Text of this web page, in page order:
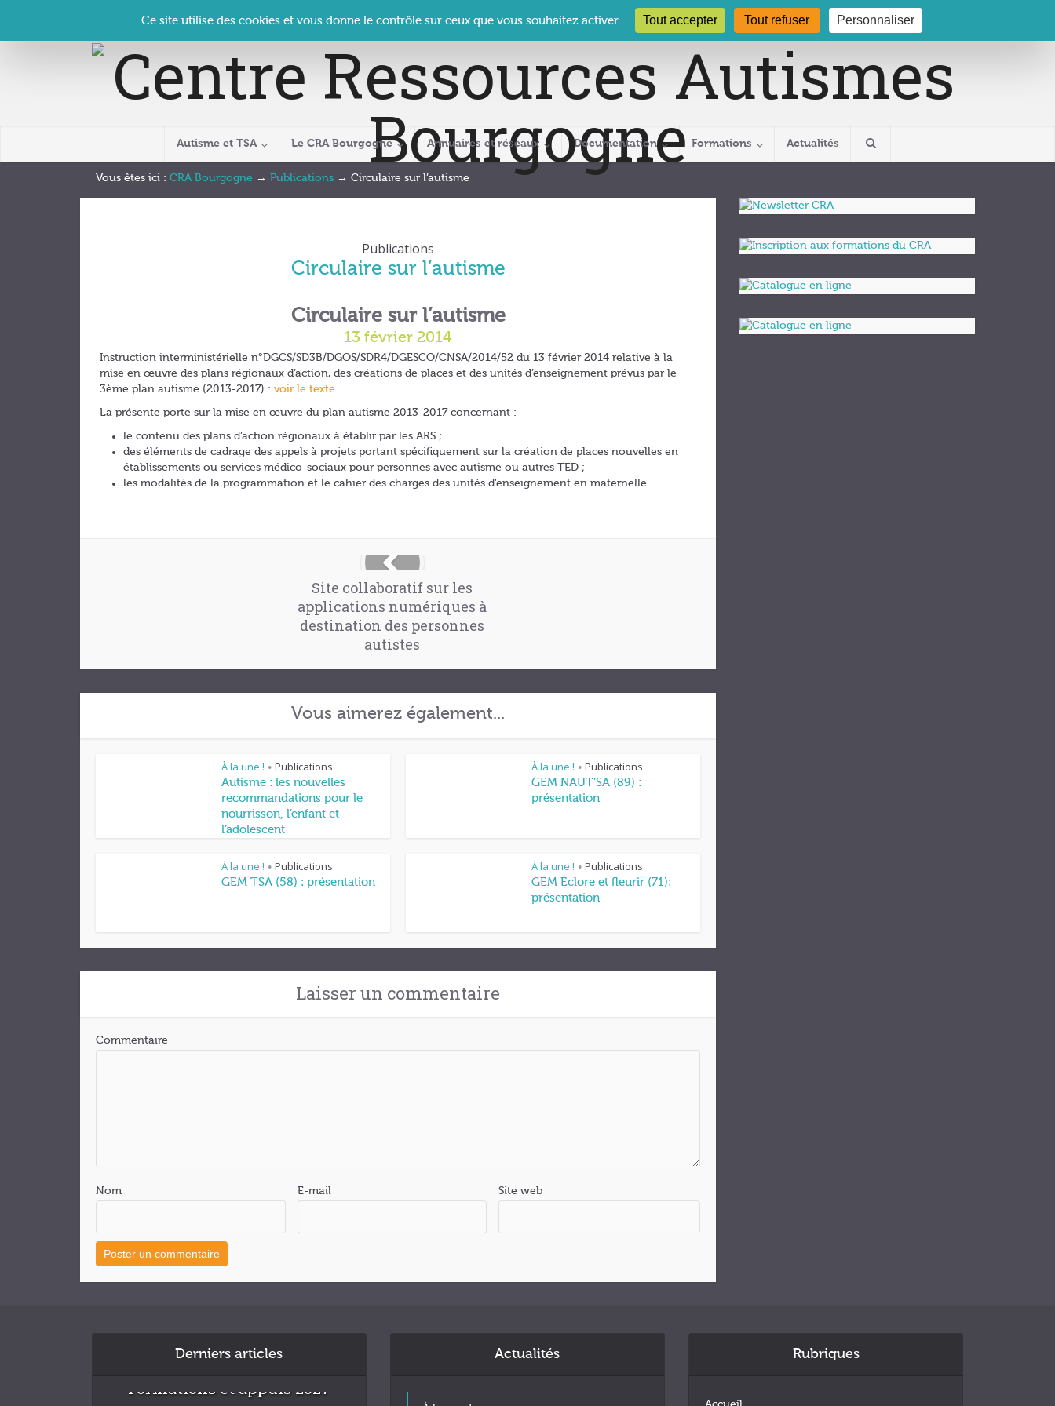
Contact Se connecter | CRA Bourgogne – Le Clos des Présidents – 19-21 rue Coty – 21 000 DIJON cra@crabourgogne.org 03 80 29 54 19
Autisme et TSA Le CRA Bourgogne Annuaires et réseaux Documentation Formations Actualités
Vous êtes ici : CRA Bourgogne → Publications → Circulaire sur l’autisme
Publications
Circulaire sur l’autisme
Circulaire sur l’autisme
13 février 2014
Instruction interministérielle n°DGCS/SD3B/DGOS/SDR4/DGESCO/CNSA/2014/52 du 13 février 2014 relative à la
mise en œuvre des plans régionaux d’action, des créations de places et des unités d’enseignement prévus par le
3ème plan autisme (2013-2017) : voir le texte.
La présente porte sur la mise en œuvre du plan autisme 2013-2017 concernant :
le contenu des plans d’action régionaux à établir par les ARS ;
des éléments de cadrage des appels à projets portant spécifiquement sur la création de places nouvelles en
établissements ou services médico-sociaux pour personnes avec autisme ou autres TED ;
les modalités de la programmation et le cahier des charges des unités d’enseignement en maternelle.
Site collaboratif sur les
applications numériques à
destination des personnes
autistes
Vous aimerez également...
À la une ! • Publications
Autisme : les nouvelles
recommandations pour le
nourrisson, l’enfant et
l’adolescent
À la une ! • Publications
GEM NAUT’SA (89) :
présentation
À la une ! • Publications
GEM TSA (58) : présentation
À la une ! • Publications
GEM Éclore et fleurir (71):
présentation
Laisser un commentaire
Commentaire
Nom E-mail Site web
Derniers articles
Formations et appuis 2027
Actualités Rubriques
Ce site utilise des cookies et vous donne le contrôle sur ceux que vous souhaitez activer Tout accepter Tout refuser Personnaliser